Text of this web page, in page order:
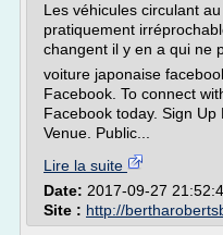
Les véhicules circulant
pratiquement
changent il y en a qui ne
voiture japonaise
Facebook. To connect
Facebook today. Sign
Venue. Public...
Lire la suite
Date: 2017-09-27
Site : http://